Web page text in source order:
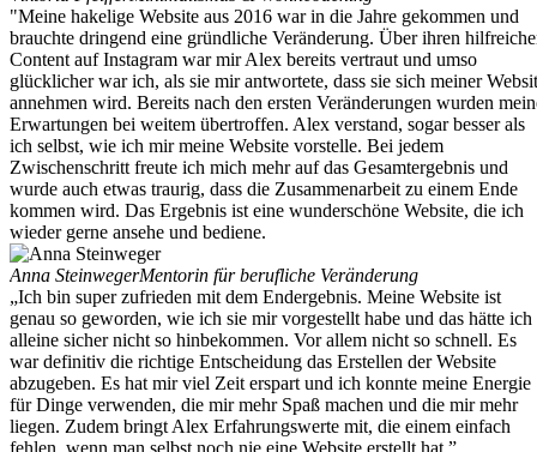
"Meine hakelige Website aus 2016 war in die Jahre gekommen und
brauchte dringend eine gründliche Veränderung. Über ihren
Content auf Instagram war mir Alex bereits vertraut und umso
glücklicher war ich, als sie mir antwortete, dass sie sich meiner
annehmen wird. Bereits nach den ersten Veränderungen wurden
Erwartungen bei weitem übertroffen. Alex verstand, sogar besser als
ich selbst, wie ich mir meine Website vorstelle. Bei jedem
Zwischenschritt freute ich mich mehr auf das Gesamtergebnis und
wurde auch etwas traurig, dass die Zusammenarbeit zu einem Ende
kommen wird. Das Ergebnis ist eine wunderschöne Website, die ich
wieder gerne ansehe und bediene.
Anna SteinwegerMentorin für berufliche Veränderung
„Ich bin super zufrieden mit dem Endergebnis. Meine Website ist
genau so geworden, wie ich sie mir vorgestellt habe und das hätte ich
alleine sicher nicht so hinbekommen. Vor allem nicht so schnell. Es
war definitiv die richtige Entscheidung das Erstellen der Website
abzugeben. Es hat mir viel Zeit erspart und ich konnte meine Energie
für Dinge verwenden, die mir mehr Spaß machen und die mir mehr
liegen. Zudem bringt Alex Erfahrungswerte mit, die einem einfach